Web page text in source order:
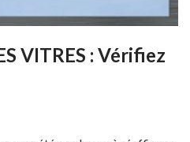
VITRES : Vérifiez